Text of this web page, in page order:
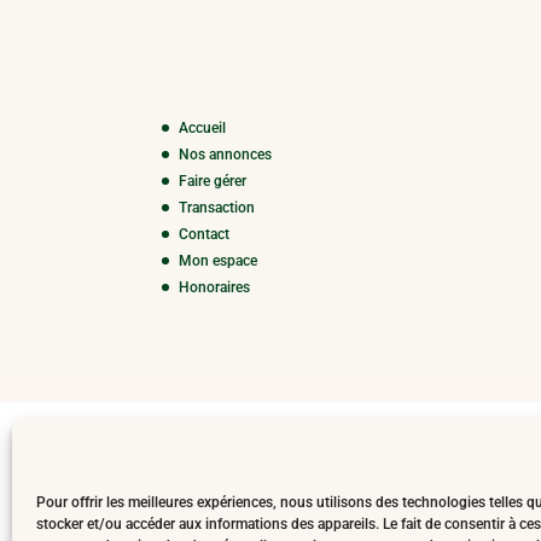
Pour offrir les meilleures expériences, nous utilisons des technologies telles
stocker et/ou accéder aux informations des appareils. Le fait de consentir à
Accueil
Nos annonces
Faire gérer
Transaction
Contact
Mon espace
Honoraires